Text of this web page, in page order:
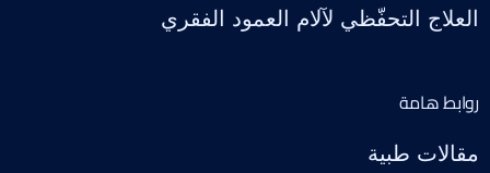
العلاج التحفّظي لآلام العمود الفقري
روابط هامة
مقالات طبية